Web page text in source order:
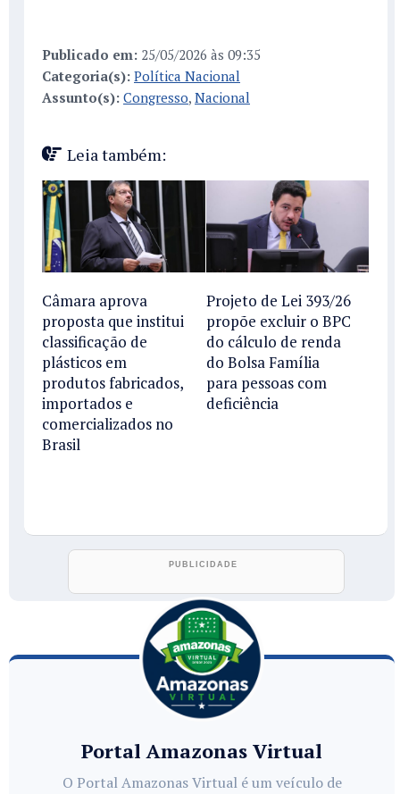
Publicado em: 25/05/2026 às 09:35
Categoria(s): Política Nacional
Assunto(s): Congresso, Nacional
Leia também:
Câmara aprova
proposta que institui
classificação de
plásticos em
produtos fabricados,
importados e
comercializados no
Brasil
Projeto de Lei 393/26
propõe excluir o BPC
do cálculo de renda
do Bolsa Família
para pessoas com
deficiência
Portal Amazonas Virtual
O Portal Amazonas Virtual é um veículo de